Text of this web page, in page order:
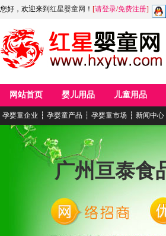
您好，欢迎来到 红星婴童网 ！ [请登录/免费注册]
网站首页 婴儿用品 儿童用品
孕婴童企业 ┆ 孕婴童产品 ┆ 孕婴童市场 ┆ 新闻中心
广州亘泰食